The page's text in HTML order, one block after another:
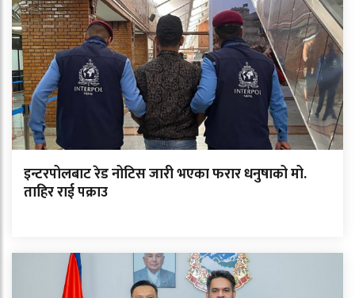
इन्टरपोलबाट रेड नोटिस जारी भएका फरार धनुषाको मो.
ताहिर राई पक्राउ